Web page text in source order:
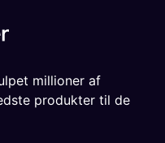
millioner af
produkter til de